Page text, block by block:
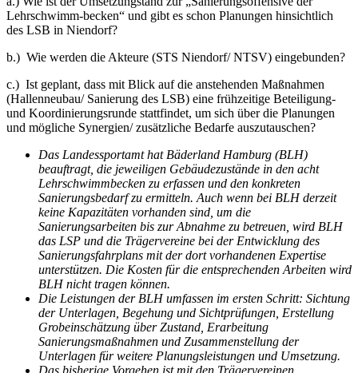
Lehrschwimm-becken“ und gibt es schon Planungen hinsichtlich
des LSB in Niendorf?
b.) Wie werden die Akteure (STS Niendorf/ NTSV) eingebunden?
c.) Ist geplant, dass mit Blick auf die anstehenden Maßnahmen
(Hallenneubau/ Sanierung des LSB) eine frühzeitige Beteiligung-
und Koordinierungsrunde stattfindet, um sich über die Planungen
und mögliche Synergien/ zusätzliche Bedarfe auszutauschen?
Das Landessportamt hat Bäderland Hamburg (BLH)
beauftragt, die jeweiligen Gebäudezustände in den acht
Lehrschwimmbecken zu erfassen und den konkreten
Sanierungsbedarf zu ermitteln. Auch wenn bei BLH derzeit
keine Kapazitäten vorhanden sind, um die
Sanierungsarbeiten bis zur Abnahme zu betreuen, wird BLH
das LSP und die Trägervereine bei der Entwicklung des
Sanierungsfahrplans mit der dort vorhandenen Expertise
unterstützen. Die Kosten für die entsprechenden Arbeiten wird
BLH nicht tragen können.
Die Leistungen der BLH umfassen im ersten Schritt: Sichtung
der Unterlagen, Begehung und Sichtprüfungen, Erstellung
Grobeinschätzung über Zustand, Erarbeitung
Sanierungsmaßnahmen und Zusammenstellung der
Unterlagen für weitere Planungsleistungen und Umsetzung.
Das bisherige Vorgehen ist mit den Trägervereinen